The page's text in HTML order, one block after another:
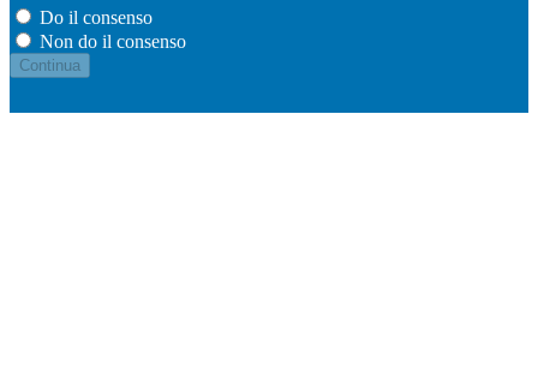
Do il consenso
Non do il consenso